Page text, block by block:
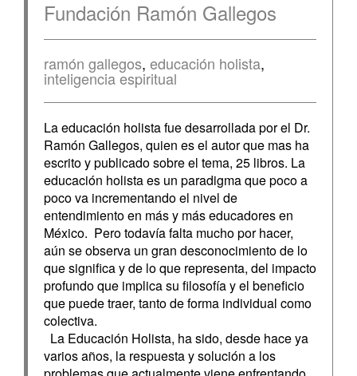
Fundación Ramón Gallegos
ramón gallegos, educación holista,
inteligencia espiritual
La educación holista fue desarrollada por el Dr.
Ramón Gallegos, quien es el autor que mas ha
escrito y publicado sobre el tema, 25 libros. La
educación holista es un paradigma que poco a
poco va incrementando el nivel de
entendimiento en más y más educadores en
México. Pero todavía falta mucho por hacer,
aún se observa un gran desconocimiento de lo
que significa y de lo que representa, del impacto
profundo que implica su filosofía y el beneficio
que puede traer, tanto de forma individual como
colectiva.
La Educación Holista, ha sido, desde hace ya
varios años, la respuesta y solución a los